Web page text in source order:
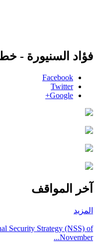
فؤاد السنيورة -
Facebook
Twitter
Google+
آخر المواقف
المزيد
Security Strategy (NSS) of
November...